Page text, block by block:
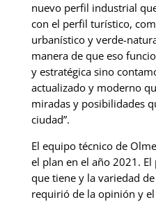
nuevo perfil industrial
con el perfil turístico,
urbanístico y verde-
manera de que eso
y estratégica sino
actualizado y moderno
miradas y posibilidades
ciudad”.
El equipo técnico de
el plan en el año 2021.
que tiene y la variedad
requirió de la opinión y